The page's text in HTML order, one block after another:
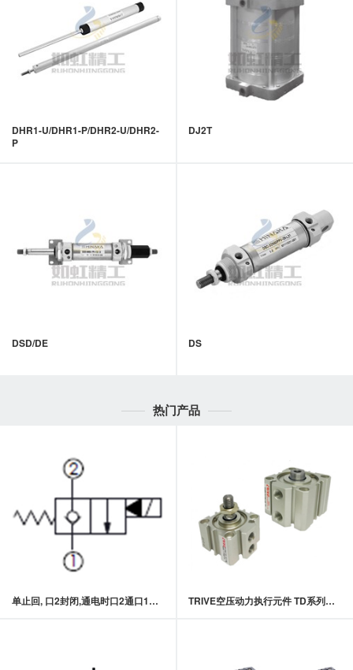
DHR1-U/DHR1-P/DHR2-U/DHR2-
P
DJ2T
DSD/DE DS
热门产品
单止回, 口2封闭,通电时口2通口1常闭型提动轴型电磁方向阀 TRIVE空压动力执行元件 TD系列超薄型治具缸